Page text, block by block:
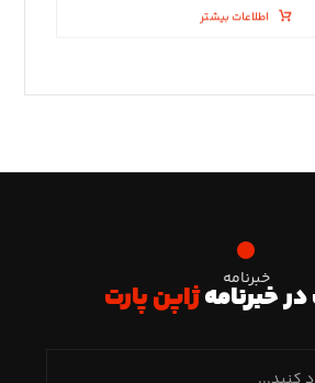
اطلاعات بیشتر
خبرنامه
خبرنامهژاپن پارت